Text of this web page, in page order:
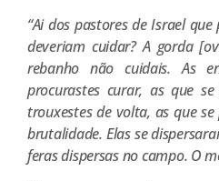
“Ai dos pastores de Israel
deveriam cuidar? A gorda
rebanho não cuidais. As
procurastes curar, as que
trouxestes de volta, as que
brutalidade. Elas se
feras dispersas no campo. O